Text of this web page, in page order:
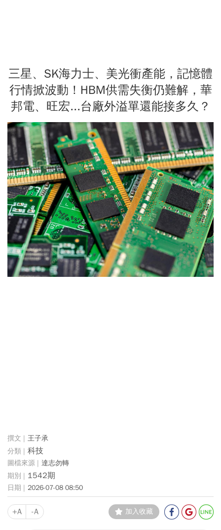
三星、SK海力士、美光衝產能，記憶體
行情掀波動！HBM供需失衡仍難解，華
邦電、旺宏...台廠外溢單還能接多久？
王子承
科技
達志勿轉
1542期
2026-07-08 08:50
+A -A 加入收藏